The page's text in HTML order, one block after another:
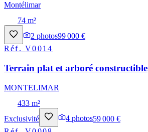
Montélimar
74 m²
2 photos99 000 €
Réf.V0014
Terrain plat et arboré constructible
MONTELIMAR
433 m²
Exclusivité
4 photos59 000 €